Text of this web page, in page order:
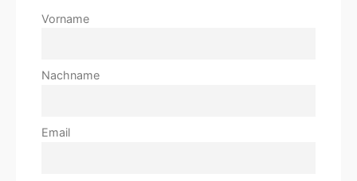
Vorname
Nachname
Email